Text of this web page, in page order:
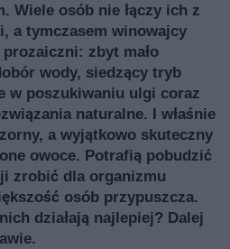
Wiele osób nie łączy ich z
a tymczasem winowajcy
zbyt mało
wody, siedzący tryb
w poszukiwaniu ulgi coraz
naturalne. I właśnie
a wyjątkowo skuteczny
owoce. Potrafią pobudzić
zrobić dla organizmu
osób przypuszcza.
działają najlepiej? Dalej